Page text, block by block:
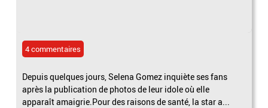
4 commentaires
Depuis quelques jours, Selena Gomez inquiète ses fans
après la publication de photos de leur idole où elle
apparaît amaigrie.Pour des raisons de santé, la star a...